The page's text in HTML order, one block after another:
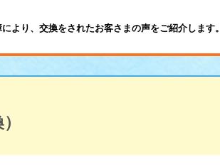
より、交換をされたお客さまの声をご紹介します。